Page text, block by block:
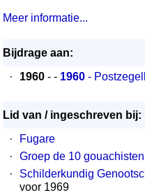
Meer informatie...
Bijdrage aan:
·
1960 - - 1960 -
Lid van / ingeschreven bij:
·
Fugare
·
Groep de 10 gouachisten
·
Schilderkundig
voor 1969